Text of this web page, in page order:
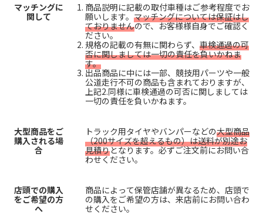
マッチングに
関して
商品説明に記載の取付車種はご参考程度でお
願いします。 マッチングについては保証はし
ておりませんので、お客様様自身でご確認く
ださい。
規格の記載の有無に関わらず、 車検通過の可
否に関しましては一切の責任を負いかねま
す。
出品商品に中には一部、競技用パーツや一般
公道走行不可の商品も含まれておりますが、
上記2.同様に車検通過の可否に関しましては
一切の責任を負いかねます。
大型商品をご
購入される場
合
トラック用タイヤやバンパーなどの大型商品
（200サイズを超えるもの）は送料が別途お
見積りとなります。必ずご注文前にお問い合
わせください。
店頭での購入
をご希望の方
へ
商品によって保管店舗が異なるため、店頭で
の購入をご希望の方は、来店前にお問い合わ
せください。